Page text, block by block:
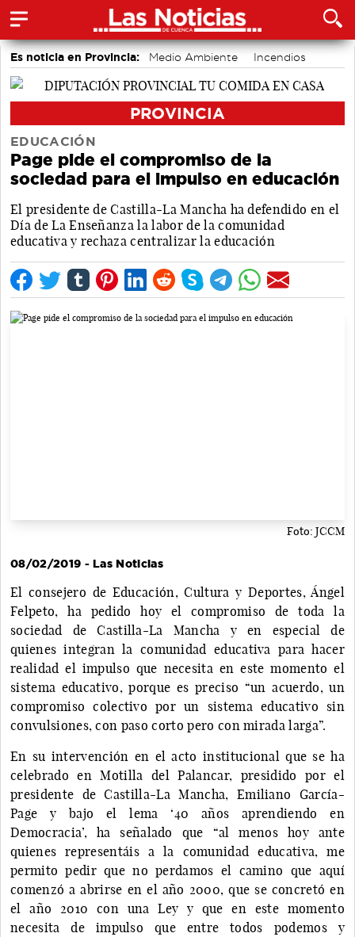
Es noticia en Provincia: Medio Ambiente Incendios
PROVINCIA
EDUCACIÓN
Page pide el compromiso de la
sociedad para el impulso en educación
El presidente de Castilla-La Mancha ha defendido en el
Día de La Enseñanza la labor de la comunidad
educativa y rechaza centralizar la educación
Foto: JCCM
08/02/2019 - Las Noticias
El consejero de Educación, Cultura y Deportes, Ángel
Felpeto, ha pedido hoy el compromiso de toda la
sociedad de Castilla-La Mancha y en especial de
quienes integran la comunidad educativa para hacer
realidad el impulso que necesita en este momento el
sistema educativo, porque es preciso “un acuerdo, un
compromiso colectivo por un sistema educativo sin
convulsiones, con paso corto pero con mirada larga”.
En su intervención en el acto institucional que se ha
celebrado en Motilla del Palancar, presidido por el
presidente de Castilla-La Mancha, Emiliano García-
Page y bajo el lema ‘40 años aprendiendo en
Democracia’, ha señalado que “al menos hoy ante
quienes representáis a la comunidad educativa, me
permito pedir que no perdamos el camino que aquí
comenzó a abrirse en el año 2000, que se concretó en
el año 2010 con una Ley y que en este momento
necesita de impulso que entre todos podemos y